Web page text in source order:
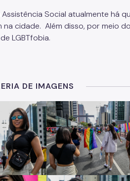
Social atualmente há
na cidade. Além disso, por meio
LGBTfobia.
DE IMAGENS